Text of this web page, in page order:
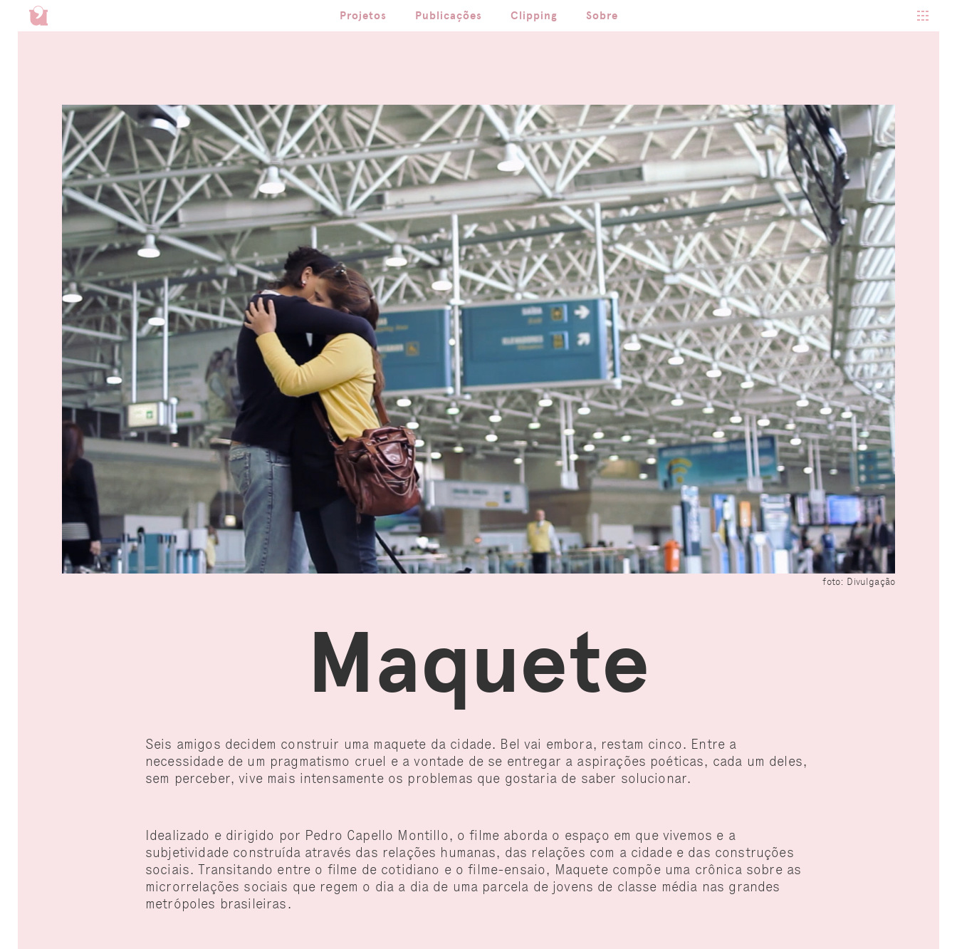
Projetos Publicações Clipping Sobre
foto: Divulgação
Maquete
Seis amigos decidem construir uma maquete da cidade. Bel vai embora, restam cinco. Entre a
necessidade de um pragmatismo cruel e a vontade de se entregar a aspirações poéticas, cada um deles,
sem perceber, vive mais intensamente os problemas que gostaria de saber solucionar.
Idealizado e dirigido por Pedro Capello Montillo, o filme aborda o espaço em que vivemos e a
subjetividade construída através das relações humanas, das relações com a cidade e das construções
sociais. Transitando entre o filme de cotidiano e o filme-ensaio, Maquete compõe uma crônica sobre as
microrrelações sociais que regem o dia a dia de uma parcela de jovens de classe média nas grandes
metrópoles brasileiras.